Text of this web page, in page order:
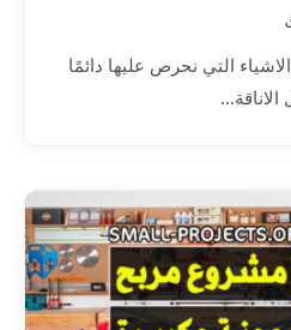
التي نحرص عليها دائمًا